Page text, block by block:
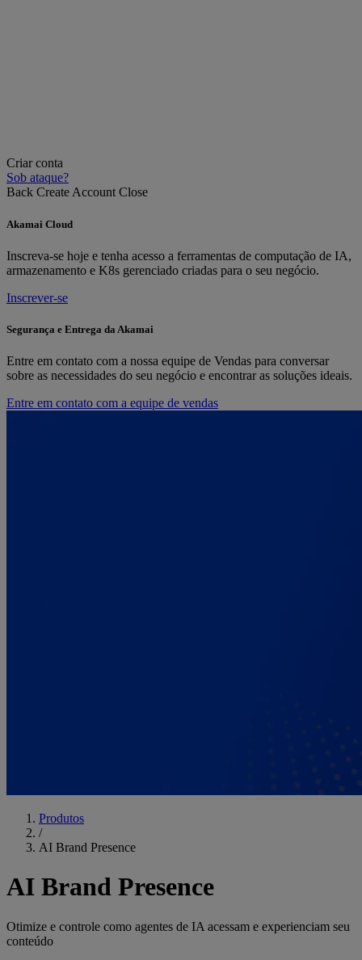
Criar conta
Sob ataque?
Back Create Account Close
Akamai Cloud
Inscreva-se hoje e tenha acesso a ferramentas de computação de IA,
armazenamento e K8s gerenciado criadas para o seu negócio.
Inscrever-se
Segurança e Entrega da Akamai
Entre em contato com a nossa equipe de Vendas para conversar
sobre as necessidades do seu negócio e encontrar as soluções ideais.
Entre em contato com a equipe de vendas
Produtos
/
AI Brand Presence
AI Brand Presence
Otimize e controle como agentes de IA acessam e experienciam seu
conteúdo